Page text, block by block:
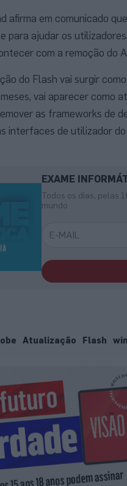
afirma em comunicado
para ajudar os
com a remoção do
do Flash vai surgir
vai aparecer como
as frameworks de
interfaces de utilizador
EXAME
Todos os dias, pelas
mundo
Atualização Flash